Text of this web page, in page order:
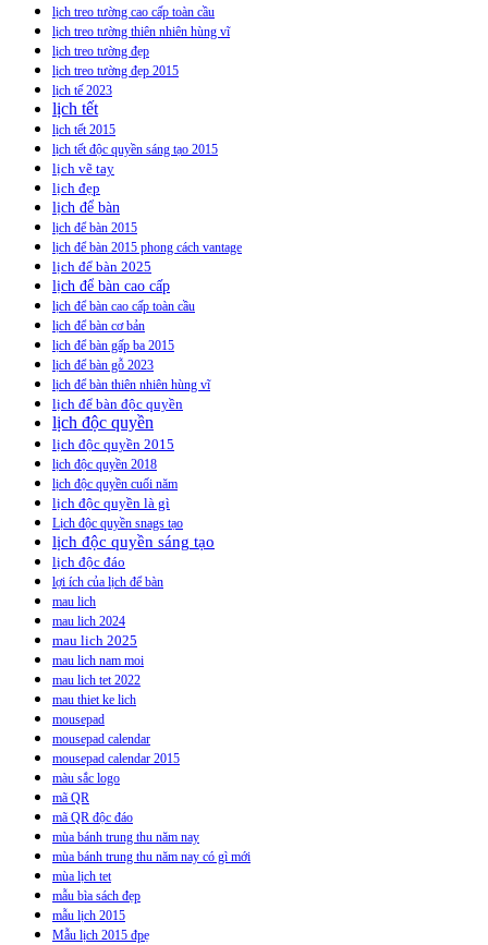
lịch treo tường cao cấp toàn cầu
lịch treo tường thiên nhiên hùng vĩ
lịch treo tường đẹp
lịch treo tường đẹp 2015
lịch tế 2023
lịch tết
lịch tết 2015
lịch tết độc quyền sáng tạo 2015
lịch vẽ tay
lịch đẹp
lịch để bàn
lịch để bàn 2015
lịch để bàn 2015 phong cách vantage
lịch để bàn 2025
lịch để bàn cao cấp
lịch để bàn cao cấp toàn cầu
lịch để bàn cơ bản
lịch để bàn gấp ba 2015
lịch để bàn gỗ 2023
lịch để bàn thiên nhiên hùng vĩ
lịch để bàn độc quyền
lịch độc quyền
lịch độc quyền 2015
lịch độc quyền 2018
lịch độc quyền cuối năm
lịch độc quyền là gì
Lịch độc quyền snags tạo
lịch độc quyền sáng tạo
lịch độc đáo
lợi ích của lịch để bàn
mau lich
mau lich 2024
mau lich 2025
mau lich nam moi
mau lich tet 2022
mau thiet ke lich
mousepad
mousepad calendar
mousepad calendar 2015
màu sắc logo
mã QR
mã QR độc đáo
mùa bánh trung thu năm nay
mùa bánh trung thu năm nay có gì mới
mùa lịch tet
mẫu bìa sách đẹp
mẫu lịch 2015
Mẫu lịch 2015 đpẹ